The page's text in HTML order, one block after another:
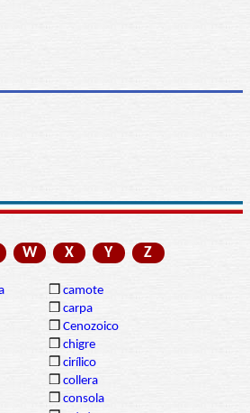
W X Y Z
❒ camote
❒ carpa
❒ Cenozoico
❒ chigre
❒ cirílico
❒ collera
❒ consola